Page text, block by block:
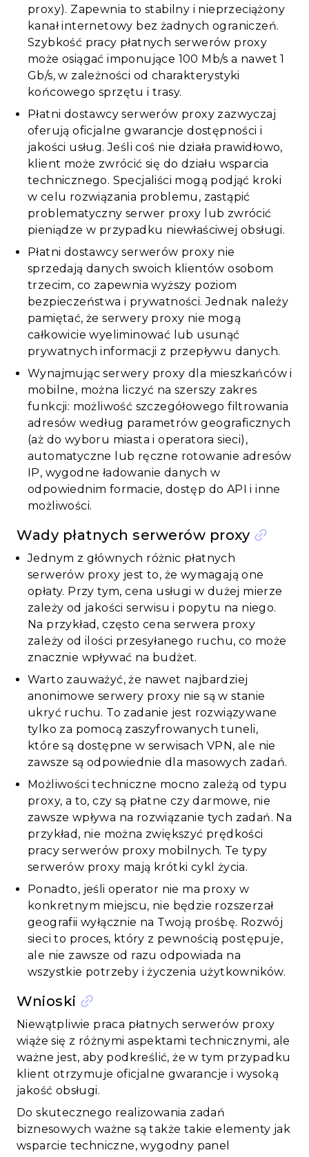
proxy). Zapewnia to stabilny i nieprzeciążony
kanał internetowy bez żadnych ograniczeń.
Szybkość pracy płatnych serwerów proxy
może osiągać imponujące 100 Mb/s a nawet 1
Gb/s, w zależności od charakterystyki
końcowego sprzętu i trasy.
Płatni dostawcy serwerów proxy zazwyczaj
oferują oficjalne gwarancje dostępności i
jakości usług. Jeśli coś nie działa prawidłowo,
klient może zwrócić się do działu wsparcia
technicznego. Specjaliści mogą podjąć kroki
w celu rozwiązania problemu, zastąpić
problematyczny serwer proxy lub zwrócić
pieniądze w przypadku niewłaściwej obsługi.
Płatni dostawcy serwerów proxy nie
sprzedają danych swoich klientów osobom
trzecim, co zapewnia wyższy poziom
bezpieczeństwa i prywatności. Jednak należy
pamiętać, że serwery proxy nie mogą
całkowicie wyeliminować lub usunąć
prywatnych informacji z przepływu danych.
Wynajmując serwery proxy dla mieszkańców i
mobilne, można liczyć na szerszy zakres
funkcji: możliwość szczegółowego filtrowania
adresów według parametrów geograficznych
(aż do wyboru miasta i operatora sieci),
automatyczne lub ręczne rotowanie adresów
IP, wygodne ładowanie danych w
odpowiednim formacie, dostęp do API i inne
możliwości.
Wady płatnych serwerów proxy
Jednym z głównych różnic płatnych
serwerów proxy jest to, że wymagają one
opłaty. Przy tym, cena usługi w dużej mierze
zależy od jakości serwisu i popytu na niego.
Na przykład, często cena serwera proxy
zależy od ilości przesyłanego ruchu, co może
znacznie wpływać na budżet.
Warto zauważyć, że nawet najbardziej
anonimowe serwery proxy nie są w stanie
ukryć ruchu. To zadanie jest rozwiązywane
tylko za pomocą zaszyfrowanych tuneli,
które są dostępne w serwisach VPN, ale nie
zawsze są odpowiednie dla masowych zadań.
Możliwości techniczne mocno zależą od typu
proxy, a to, czy są płatne czy darmowe, nie
zawsze wpływa na rozwiązanie tych zadań. Na
przykład, nie można zwiększyć prędkości
pracy serwerów proxy mobilnych. Te typy
serwerów proxy mają krótki cykl życia.
Ponadto, jeśli operator nie ma proxy w
konkretnym miejscu, nie będzie rozszerzał
geografii wyłącznie na Twoją prośbę. Rozwój
sieci to proces, który z pewnością postępuje,
ale nie zawsze od razu odpowiada na
wszystkie potrzeby i życzenia użytkowników.
Wnioski
Niewątpliwie praca płatnych serwerów proxy
wiąże się z różnymi aspektami technicznymi, ale
ważne jest, aby podkreślić, że w tym przypadku
klient otrzymuje oficjalne gwarancje i wysoką
jakość obsługi.
Do skutecznego realizowania zadań
biznesowych ważne są także takie elementy jak
wsparcie techniczne, wygodny panel